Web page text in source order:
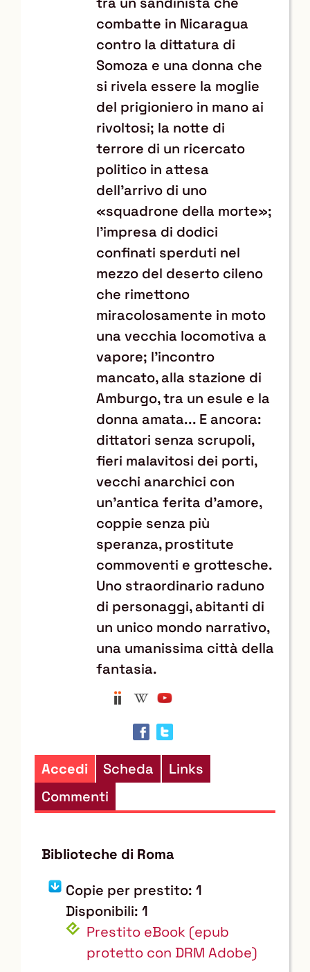
in
altre
AnobiiWikipedia
combatte in Nicaragua
contro la dittatura di
Somoza e una donna che
si rivela essere la moglie
del prigioniero in mano ai
rivoltosi; la notte di
terrore di un ricercato
politico in attesa
dell'arrivo di uno
«squadrone della morte»;
l'impresa di dodici
confinati sperduti nel
mezzo del deserto cileno
che rimettono
miracolosamente in moto
una vecchia locomotiva a
vapore; l'incontro
mancato, alla stazione di
Amburgo, tra un esule e la
donna amata... E ancora:
dittatori senza scrupoli,
fieri malavitosi dei porti,
vecchi anarchici con
un'antica ferita d'amore,
coppie senza più
speranza, prostitute
commoventi e grottesche.
Uno straordinario raduno
di personaggi, abitanti di
un unico mondo narrativo,
una umanissima città della
fantasia.
Accedi Scheda
Links
Commenti
Biblioteche di Roma
Copie per prestito: 1
Disponibili: 1
Prestito eBook (epub
protetto con DRM Adobe)